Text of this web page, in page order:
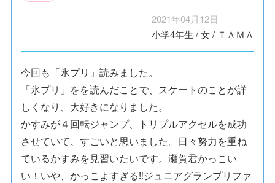
2021年04月12日
小学4年生 /女/ ＴＡＭＡ
今回も「氷プリ」読みました。
「氷プリ」をを読んだことで、スケートのことが詳
しくなり、大好きになりました。
かすみが４回転ジャンプ、トリプルアクセルを成功
させていて、すごいと思いました。日々努力を重ね
ているかすみを見習いたいです。瀬賀君かっこい
い！いや、かっこよすぎる‼︎ジュニアグランプリファ